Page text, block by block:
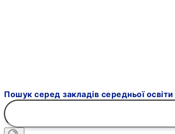
Пошук серед закладів середньої освіти